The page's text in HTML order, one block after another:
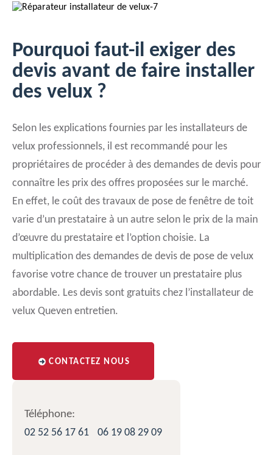
Pourquoi faut-il exiger des
devis avant de faire installer
des velux ?
Selon les explications fournies par les installateurs de
velux professionnels, il est recommandé pour les
propriétaires de procéder à des demandes de devis pour
connaître les prix des offres proposées sur le marché.
En effet, le coût des travaux de pose de fenêtre de toit
varie d’un prestataire à un autre selon le prix de la main
d’œuvre du prestataire et l’option choisie. La
multiplication des demandes de devis de pose de velux
favorise votre chance de trouver un prestataire plus
abordable. Les devis sont gratuits chez l’installateur de
velux Queven entretien.
CONTACTEZ NOUS
Téléphone:
02 52 56 17 61
06 19 08 29 09